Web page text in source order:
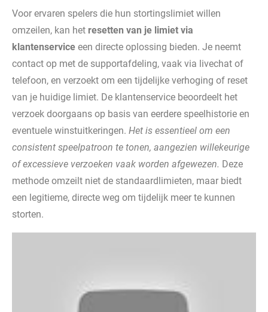
Voor ervaren spelers die hun stortingslimiet willen
omzeilen, kan het resetten van je limiet via
klantenservice een directe oplossing bieden. Je neemt
contact op met de supportafdeling, vaak via livechat of
telefoon, en verzoekt om een tijdelijke verhoging of reset
van je huidige limiet. De klantenservice beoordeelt het
verzoek doorgaans op basis van eerdere speelhistorie en
eventuele winstuitkeringen. Het is essentieel om een
consistent speelpatroon te tonen, aangezien willekeurige
of excessieve verzoeken vaak worden afgewezen. Deze
methode omzeilt niet de standaardlimieten, maar biedt
een legitieme, directe weg om tijdelijk meer te kunnen
storten.